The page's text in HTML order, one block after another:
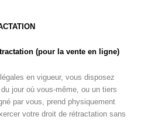
(pour la vente en ligne)
en vigueur, vous disposez
jour où vous-même, ou un tiers
par vous, prend physiquement
votre droit de rétractation sans